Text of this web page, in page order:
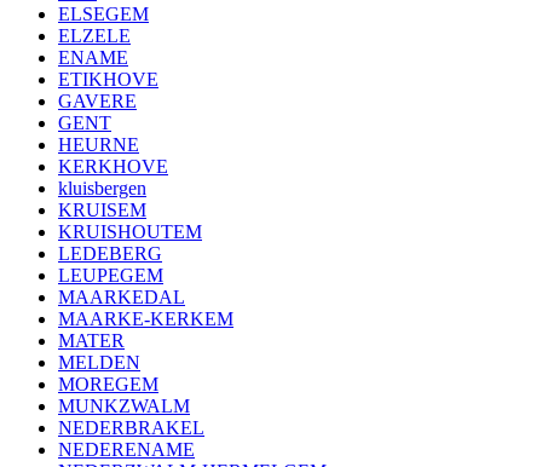
ELSEGEM
ELZELE
ENAME
ETIKHOVE
GAVERE
GENT
HEURNE
KERKHOVE
kluisbergen
KRUISEM
KRUISHOUTEM
LEDEBERG
LEUPEGEM
MAARKEDAL
MAARKE-KERKEM
MATER
MELDEN
MOREGEM
MUNKZWALM
NEDERBRAKEL
NEDERENAME